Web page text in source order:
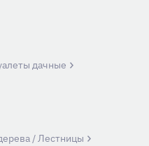
дачные
/ Лестницы